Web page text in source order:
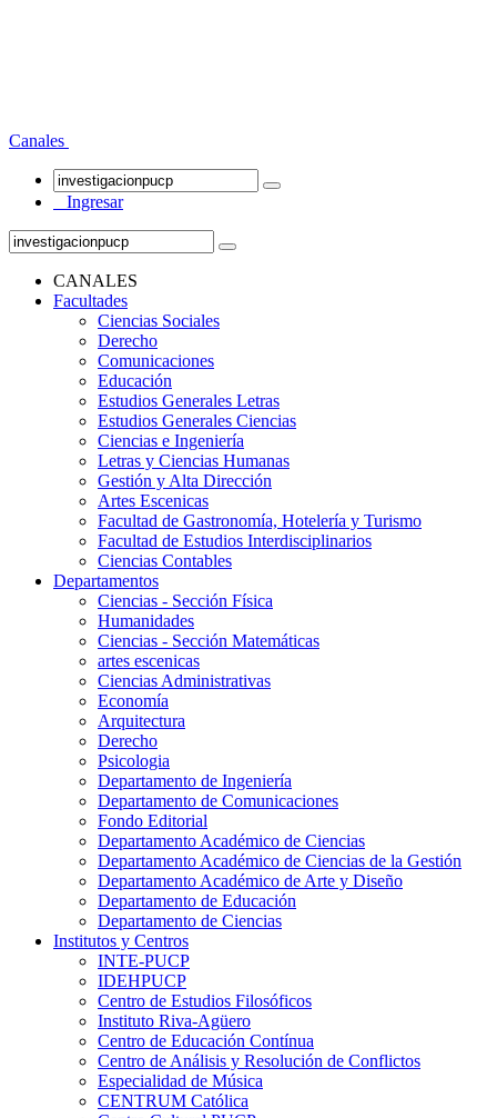
Canales
Ingresar
CANALES
Facultades
Ciencias Sociales
Derecho
Comunicaciones
Educación
Estudios Generales Letras
Estudios Generales Ciencias
Ciencias e Ingeniería
Letras y Ciencias Humanas
Gestión y Alta Dirección
Artes Escenicas
Facultad de Gastronomía, Hotelería y Turismo
Facultad de Estudios Interdisciplinarios
Ciencias Contables
Departamentos
Ciencias - Sección Física
Humanidades
Ciencias - Sección Matemáticas
artes escenicas
Ciencias Administrativas
Economía
Arquitectura
Derecho
Psicologia
Departamento de Ingeniería
Departamento de Comunicaciones
Fondo Editorial
Departamento Académico de Ciencias
Departamento Académico de Ciencias de la Gestión
Departamento Académico de Arte y Diseño
Departamento de Educación
Departamento de Ciencias
Institutos y Centros
INTE-PUCP
IDEHPUCP
Centro de Estudios Filosóficos
Instituto Riva-Agüero
Centro de Educación Contínua
Centro de Análisis y Resolución de Conflictos
Especialidad de Música
CENTRUM Católica